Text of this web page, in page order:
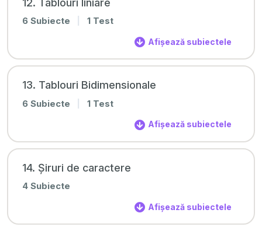
12. Tablouri liniare
6 Subiecte 1 Test
Afișează subiectele
13. Tablouri Bidimensionale
6 Subiecte 1 Test
Afișează subiectele
14. Șiruri de caractere
4 Subiecte
Afișează subiectele